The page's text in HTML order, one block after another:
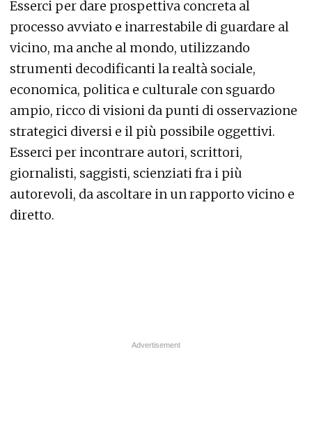
Esserci per dare prospettiva concreta al
processo avviato e inarrestabile di guardare al
vicino, ma anche al mondo, utilizzando
strumenti decodificanti la realtà sociale,
economica, politica e culturale con sguardo
ampio, ricco di visioni da punti di osservazione
strategici diversi e il più possibile oggettivi.
Esserci per incontrare autori, scrittori,
giornalisti, saggisti, scienziati fra i più
autorevoli, da ascoltare in un rapporto vicino e
diretto.